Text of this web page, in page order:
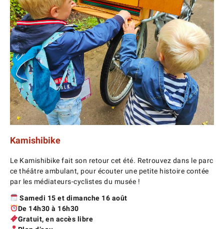
Kamishibike
Le Kamishibike fait son retour cet été. Retrouvez dans le parc
ce théâtre ambulant, pour écouter une petite histoire contée
par les médiateurs-cyclistes du musée !
Samedi 15 et dimanche 16 août
De 14h30 à 16h30
Gratuit, en accès libre